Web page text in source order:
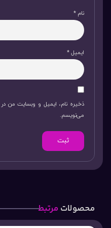
نام *
ایمیل*
ذخیره نام، ایمیل و وبسایت من در
می‌نویسم.
محصولات مرتبط